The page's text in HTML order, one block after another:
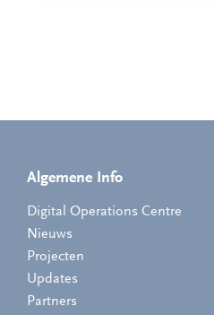
Algemene Info
Digital Operations Centre
Nieuws
Projecten
Updates
Partners